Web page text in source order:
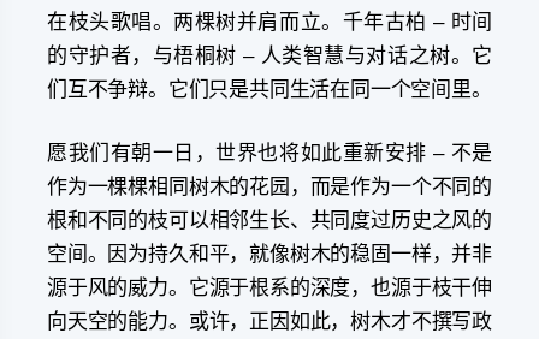
在枝头歌唱。两棵树并肩而立。千年古柏 – 时间
的守护者，与梧桐树 – 人类智慧与对话之树。它
们互不争辩。它们只是共同生活在同一个空间里。
愿我们有朝一日，世界也将如此重新安排 – 不是
作为一棵棵相同树木的花园，而是作为一个不同的
根和不同的枝可以相邻生长、共同度过历史之风的
空间。因为持久和平，就像树木的稳固一样，并非
源于风的威力。它源于根系的深度，也源于枝干伸
向天空的能力。或许，正因如此，树木才不撰写政